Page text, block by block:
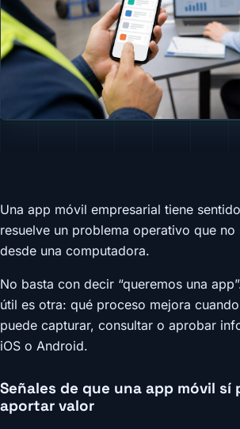
Una app móvil empresarial tiene
resuelve un problema operativo que no
desde una computadora.
No basta con decir “queremos una
útil es otra: qué proceso mejora
puede capturar, consultar o aprobar
iOS o Android.
Señales de que una app móvil sí
aportar valor